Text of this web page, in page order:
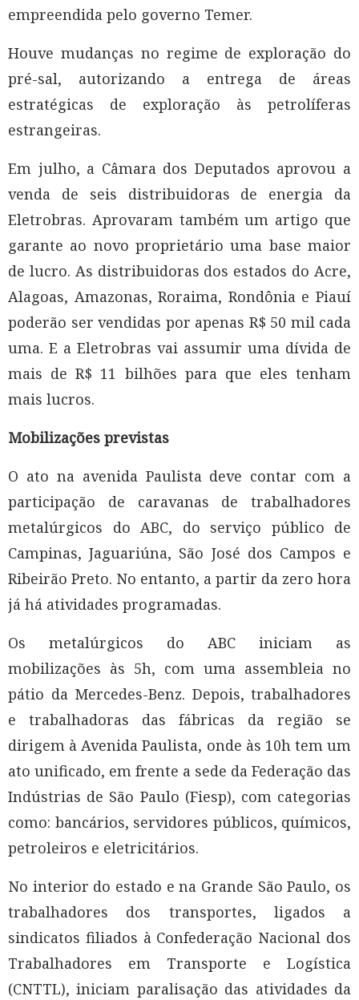
empreendida pelo governo Temer.
Houve mudanças no regime de exploração do
pré-sal, autorizando a entrega de áreas
estratégicas de exploração às petrolíferas
estrangeiras.
Em julho, a Câmara dos Deputados aprovou a
venda de seis distribuidoras de energia da
Eletrobras. Aprovaram também um artigo que
garante ao novo proprietário uma base maior
de lucro. As distribuidoras dos estados do Acre,
Alagoas, Amazonas, Roraima, Rondônia e Piauí
poderão ser vendidas por apenas R$ 50 mil cada
uma. E a Eletrobras vai assumir uma dívida de
mais de R$ 11 bilhões para que eles tenham
mais lucros.
Mobilizações previstas
O ato na avenida Paulista deve contar com a
participação de caravanas de trabalhadores
metalúrgicos do ABC, do serviço público de
Campinas, Jaguariúna, São José dos Campos e
Ribeirão Preto. No entanto, a partir da zero hora
já há atividades programadas.
Os metalúrgicos do ABC iniciam as
mobilizações às 5h, com uma assembleia no
pátio da Mercedes-Benz. Depois, trabalhadores
e trabalhadoras das fábricas da região se
dirigem à Avenida Paulista, onde às 10h tem um
ato unificado, em frente a sede da Federação das
Indústrias de São Paulo (Fiesp), com categorias
como: bancários, servidores públicos, químicos,
petroleiros e eletricitários.
No interior do estado e na Grande São Paulo, os
trabalhadores dos transportes, ligados a
sindicatos filiados à Confederação Nacional dos
Trabalhadores em Transporte e Logística
(CNTTL), iniciam paralisação das atividades da